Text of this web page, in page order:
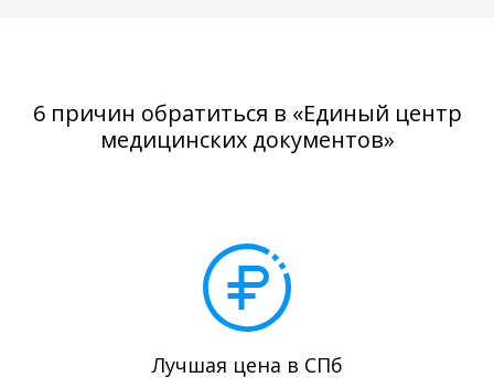
6 причин обратиться в «Единый центр
медицинских документов»
Лучшая цена в СПб